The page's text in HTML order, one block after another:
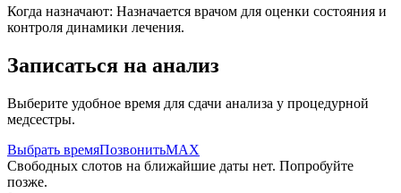
Когда назначают: Назначается врачом для оценки состояния и
контроля динамики лечения.
Записаться на анализ
Выберите удобное время для сдачи анализа у процедурной
медсестры.
Выбрать времяПозвонитьMAX
Свободных слотов на ближайшие даты нет. Попробуйте
позже.